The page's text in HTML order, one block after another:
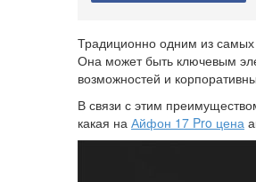
Традиционно одним из
Она может быть ключевым
возможностей и
В связи с этим
какая на Айфон 17 Pro цена